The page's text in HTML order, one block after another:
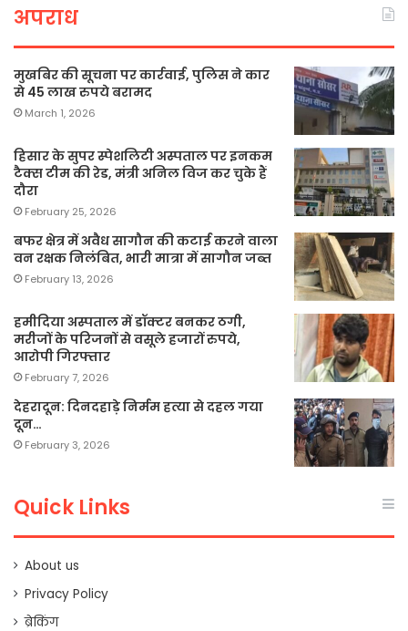
अपराध
मुखबिर की सूचना पर कार्रवाई, पुलिस ने कार
से 45 लाख रुपये बरामद
March 1, 2026
हिसार के सुपर स्पेशलिटी अस्पताल पर इनकम
टैक्स टीम की रेड, मंत्री अनिल विज कर चुके हैं
दौरा
February 25, 2026
बफर क्षेत्र में अवैध सागौन की कटाई करने वाला
वन रक्षक निलंबित, भारी मात्रा में सागौन जब्त
February 13, 2026
हमीदिया अस्पताल में डॉक्टर बनकर ठगी,
मरीजों के परिजनों से वसूले हजारों रुपये,
आरोपी गिरफ्तार
February 7, 2026
देहरादून: दिनदहाड़े निर्मम हत्या से दहल गया
दून…
February 3, 2026
Quick Links
About us
Privacy Policy
ब्रेकिंग